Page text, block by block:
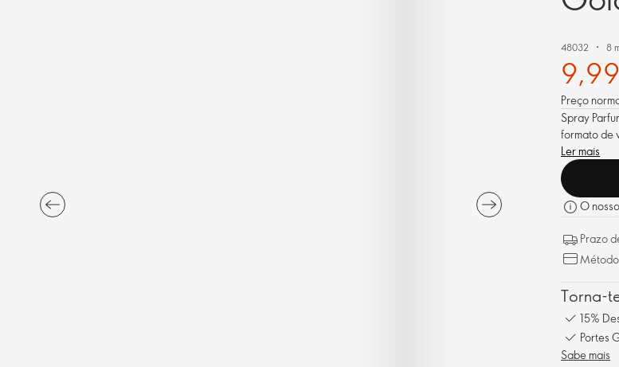
48032 8
Preço
Spray
formato de
Ler mais
O
Prazo
Torna-
15%
Portes
Sabe mais